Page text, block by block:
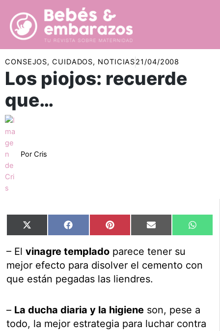
contenido
CONSEJOS,CUIDADOS, NOTICIAS21/04/2008
Los piojos: recuerde
que…
Por Cris
Compartir
en
X
(Twitter)
Compartir
en
Facebook Compartir
en
Pinterest Compartir
en
Email
en
– Elvinagre templado parece tener su
mejor efecto para disolver el cemento con
que están pegadas las liendres.
– La ducha diaria y la higiene son, pese a
todo, la mejor estrategia para luchar contra